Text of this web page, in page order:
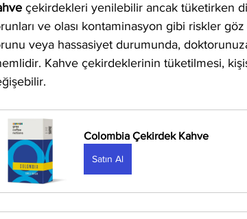
çekirdekleri yenilebilir ancak tüketirken
ve olası kontaminasyon gibi riskler
veya hassasiyet durumunda,
Kahve çekirdeklerinin tüketilmesi,
Colombia Çekirdek Kahve
Satın Al